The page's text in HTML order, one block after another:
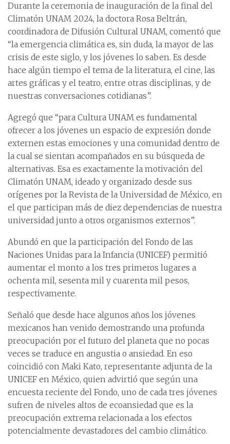
Durante la ceremonia de inauguración de la final del
Climatón UNAM 2024, la doctora Rosa Beltrán,
coordinadora de Difusión Cultural UNAM, comentó que
“la emergencia climática es, sin duda, la mayor de las
crisis de este siglo, y los jóvenes lo saben. Es desde
hace algún tiempo el tema de la literatura, el cine, las
artes gráficas y el teatro, entre otras disciplinas, y de
nuestras conversaciones cotidianas”.
Agregó que “para Cultura UNAM es fundamental
ofrecer a los jóvenes un espacio de expresión donde
externen estas emociones y una comunidad dentro de
la cual se sientan acompañados en su búsqueda de
alternativas. Esa es exactamente la motivación del
Climatón UNAM, ideado y organizado desde sus
orígenes por la Revista de la Universidad de México, en
el que participan más de diez dependencias de nuestra
universidad junto a otros organismos externos”.
Abundó en que la participación del Fondo de las
Naciones Unidas para la Infancia (UNICEF) permitió
aumentar el monto a los tres primeros lugares a
ochenta mil, sesenta mil y cuarenta mil pesos,
respectivamente.
Señaló que desde hace algunos años los jóvenes
mexicanos han venido demostrando una profunda
preocupación por el futuro del planeta que no pocas
veces se traduce en angustia o ansiedad. En eso
coincidió con Maki Kato, representante adjunta de la
UNICEF en México, quien advirtió que según una
encuesta reciente del Fondo, uno de cada tres jóvenes
sufren de niveles altos de ecoansiedad que es la
preocupación extrema relacionada a los efectos
potencialmente devastadores del cambio climático.